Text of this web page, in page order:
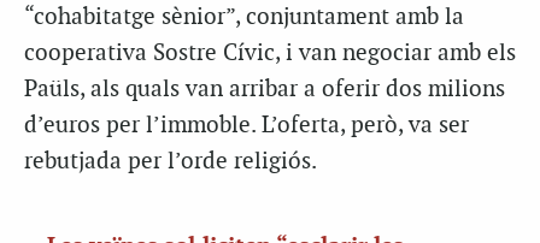
“cohabitatge sènior”, conjuntament amb la
cooperativa Sostre Cívic, i van negociar amb els
Paüls, als quals van arribar a oferir dos milions
d’euros per l’immoble. L’oferta, però, va ser
rebutjada per l’orde religiós.